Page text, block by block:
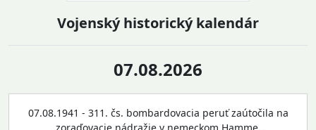
Vojenský historický kalendár
07.08.2026
07.08.1941 - 311. čs. bombardovacia peruť zaútočila na